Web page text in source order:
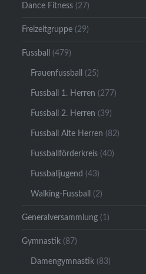
Dance Fitness (27)
Freizeitgruppe (29)
Fussball (479)
Frauenfussball (25)
Fussball 1. Herren (277)
Fussball 2. Herren (39)
Fussball Alte Herren (82)
Fussballförderkreis (40)
Fussballjugend (43)
Walking-Fussball (2)
Generalversammlung (1)
Gymnastik (87)
Damengymnastik (83)